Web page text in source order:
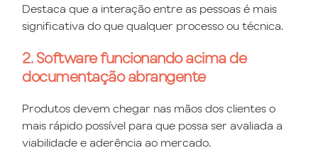
Destaca que a interação entre as pessoas é mais
significativa do que qualquer processo ou técnica.
2. Software funcionando acima de
documentação abrangente
Produtos devem chegar nas mãos dos clientes o
mais rápido possível para que possa ser avaliada a
viabilidade e aderência ao mercado.